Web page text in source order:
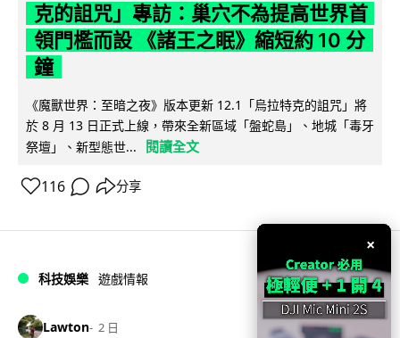
克的詛咒」專訪：巢穴不為提高世界首
領門檻而設 《諸王之眠》縮短約 10 分
鐘
《魔獸世界：至暗之夜》版本更新 12.1「烏拉特克的詛咒」將
於 8 月 13 日正式上線，帶來全新區域「盤蛇島」、地城「毒牙
祭壇」、新型態世...
閱讀全文
116 分享
科技娛樂 遊戲情報
Lawton 2 日
×